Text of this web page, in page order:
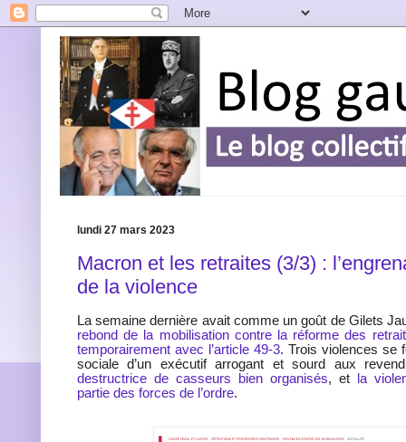
lundi 27 mars 2023
Macron et les retraites (3/3) :
de la violence
La semaine dernière avait comme un goût de Gilets
rebond de la mobilisation contre la réforme des
temporairement avec l’article 49-3. Trois violences se
sociale d’un exécutif arrogant et sourd aux
destructrice de casseurs bien organisés, et
la
partie des forces de l’ordre.